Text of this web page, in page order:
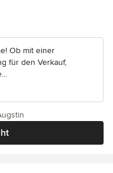
Ob mit einer
für den Verkauf,